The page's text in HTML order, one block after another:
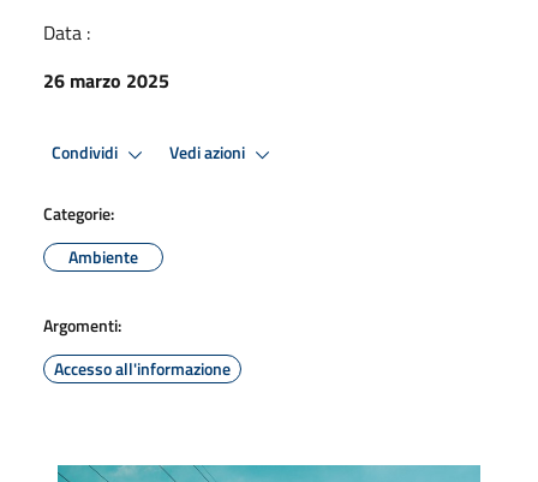
Data :
26 marzo 2025
Condividi Vedi azioni
Categorie:
Ambiente
Argomenti:
Accesso all'informazione